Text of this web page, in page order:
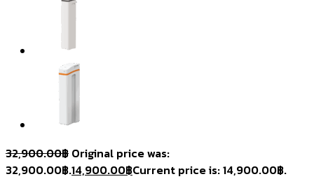
32,900.00฿ Original price was:
32,900.00฿.14,900.00฿Current price is: 14,900.00฿.